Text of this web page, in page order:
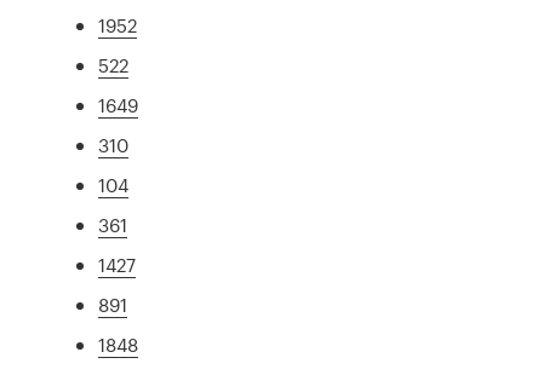
1952
522
1649
310
104
361
1427
891
1848